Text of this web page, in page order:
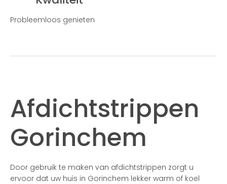
Probleemloos genieten
Afdichtstrippen
Gorinchem
Door gebruik te maken van afdichtstrippen zorgt u
ervoor dat uw huis in Gorinchem lekker warm of koel